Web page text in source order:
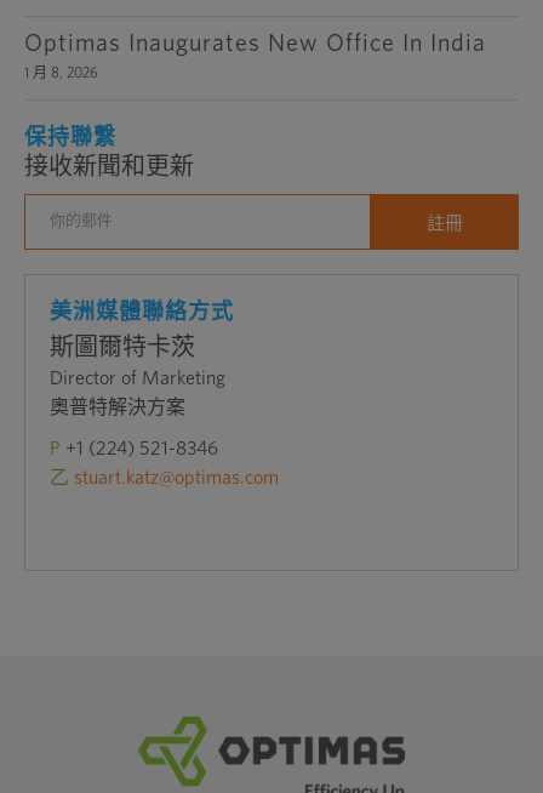
Optimas Inaugurates New Office In India
1 月 8, 2026
保持聯繫
接收新聞和更新
美洲媒體聯絡方式
斯圖爾特卡茨
Director of Marketing
奧普特解決方案
P +1 (224) 521-8346
乙 stuart.katz@optimas.com